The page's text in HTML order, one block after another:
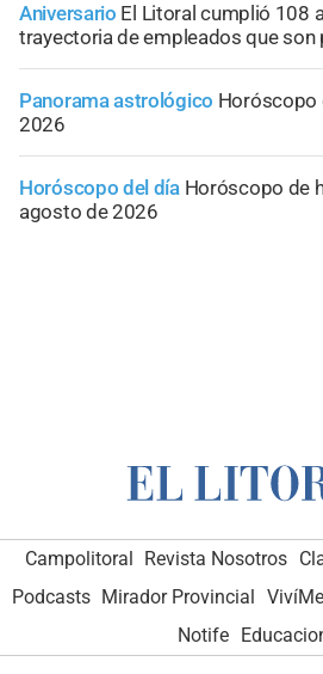
Aniversario El Litoral cumplió 108
trayectoria de empleados que son
Panorama astrológico Horóscopo
2026
Horóscopo del día Horóscopo de
agosto de 2026
Campolitoral Revista Nosotros
Podcasts Mirador Provincial
Notife